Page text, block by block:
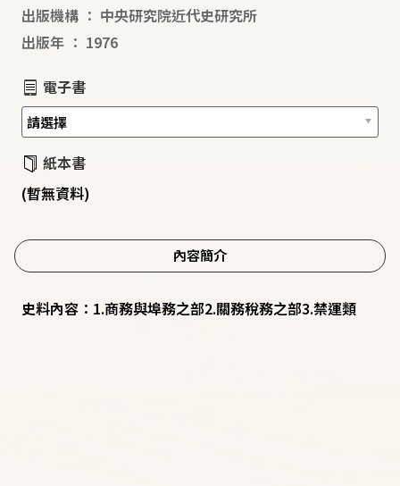
出版機構 ： 中央研究院近代史研究所
出版年 ： 1976
電子書
紙本書
(暫無資料)
內容簡介
史料內容：1.商務與埠務之部2.關務稅務之部3.禁運類